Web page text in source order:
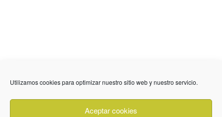
Utilizamos cookies para optimizar nuestro sitio web y nuestro servicio.
Aceptar cookies